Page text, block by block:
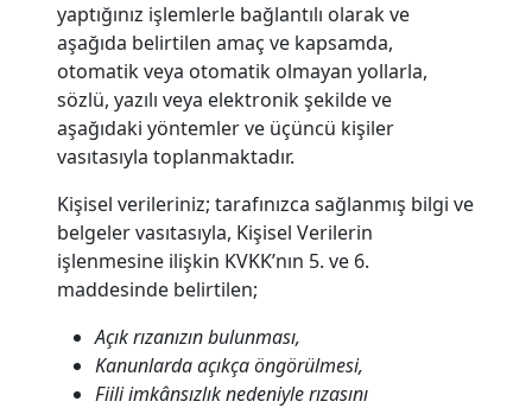
yaptığınız işlemlerle bağlantılı olarak ve
aşağıda belirtilen amaç ve kapsamda,
otomatik veya otomatik olmayan yollarla,
sözlü, yazılı veya elektronik şekilde ve
aşağıdaki yöntemler ve üçüncü kişiler
vasıtasıyla toplanmaktadır.
Kişisel verileriniz; tarafınızca sağlanmış bilgi ve
belgeler vasıtasıyla, Kişisel Verilerin
işlenmesine ilişkin KVKK’nın 5. ve 6.
maddesinde belirtilen;
Açık rızanızın bulunması,
Kanunlarda açıkça öngörülmesi,
Fiili imkânsızlık nedeniyle rızasını